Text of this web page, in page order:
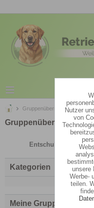
Gruppenübersicht
Gruppenübersicht
Entschuldigung, du
Kategorien
Meine Gruppen
Nutzer
von
unsere
Werbe-
teilen.